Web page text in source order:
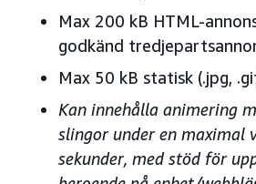
Max 200 kB HTML-
godkänd
Max 50 kB statisk (.jpg,
Kan innehålla animering
slingor under en maximal
sekunder, med stöd för